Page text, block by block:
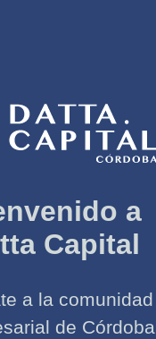
a
Capital
a la comunidad
de Córdoba